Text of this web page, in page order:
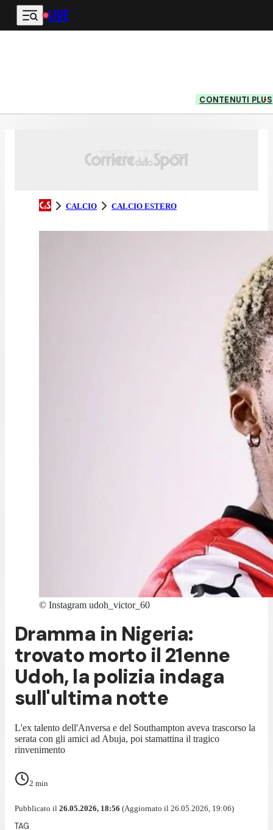
Vai al contenuto principale
LIVE
CONTENUTI PLUS
CALCIO CALCIO ESTERO
© Instagram udoh_victor_60
Dramma in Nigeria:
trovato morto il 21enne
Udoh, la polizia indaga
sull'ultima notte
L'ex talento dell'Anversa e del Southampton aveva trascorso la
serata con gli amici ad Abuja, poi stamattina il tragico
rinvenimento
2 min
Pubblicato il 26.05.2026, 18:56 (Aggiornato il 26.05.2026, 19:06)